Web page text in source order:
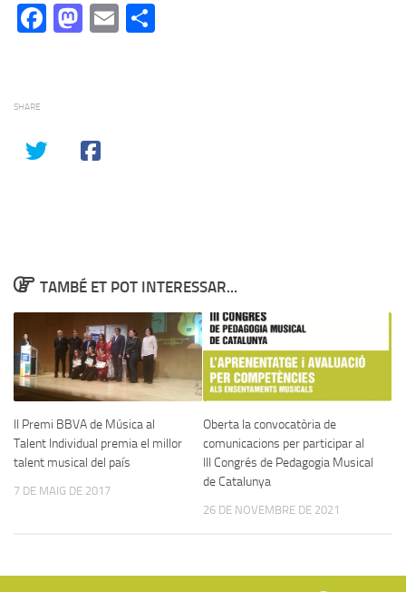
Facebook
Mastodon
Email
SHARE
TAMBÉ ET POT INTERESSAR...
II Premi BBVA de Música al
Talent Individual premia el millor
talent musical del país
7 DE MAIG DE 2017
Oberta la convocatòria de
comunicacions per participar al
III Congrés de Pedagogia Musical
de Catalunya
26 DE NOVEMBRE DE 2021